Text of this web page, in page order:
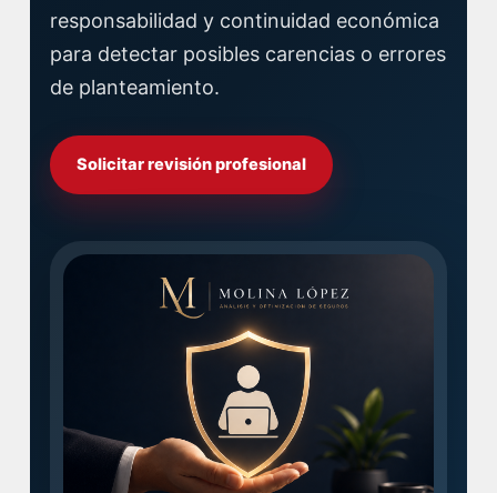
responsabilidad y continuidad económica
para detectar posibles carencias o errores
de planteamiento.
Solicitar revisión profesional